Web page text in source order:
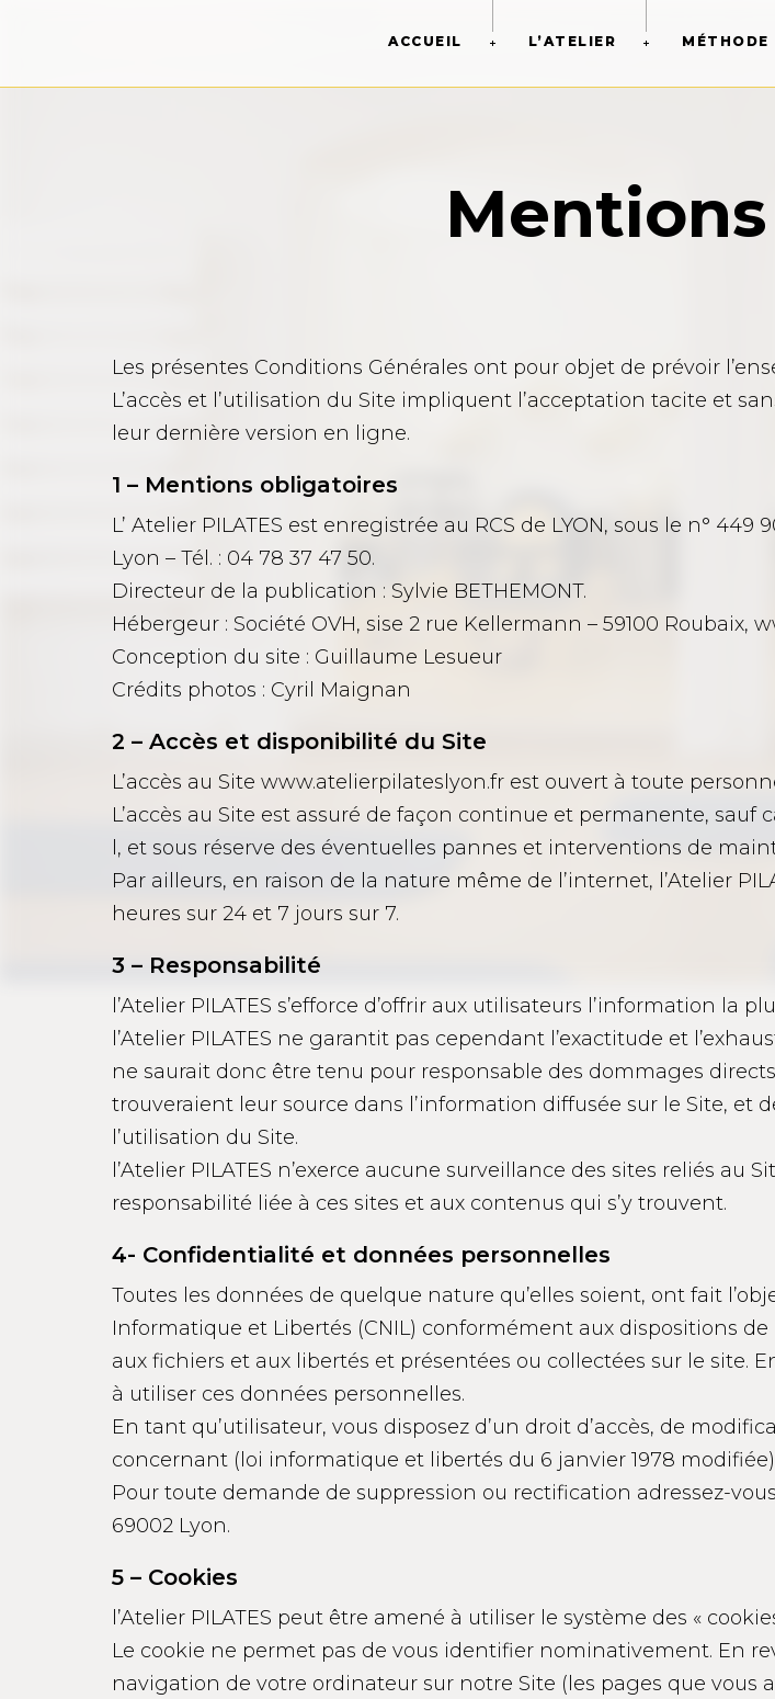
ACCUEIL L’ATELIER MÉTHODE
Les présentes Conditions Générales ont pour objet de prévoir
L’accès et l’utilisation du Site impliquent l’acceptation tacite et
leur dernière version en ligne.
1 – Mentions obligatoires
L’ Atelier PILATES est enregistrée au RCS de LYON, sous le n°
Lyon – Tél. : 04 78 37 47 50.
Directeur de la publication : Sylvie BETHEMONT.
Hébergeur : Société OVH, sise 2 rue Kellermann – 59100 Roubaix,
Conception du site : Guillaume Lesueur
Crédits photos : Cyril Maignan
2 – Accès et disponibilité du Site
L’accès au Site www.atelierpilateslyon.fr est ouvert à toute
L’accès au Site est assuré de façon continue et permanente,
l, et sous réserve des éventuelles pannes et interventions de
Par ailleurs, en raison de la nature même de l’internet, l’Atelier
heures sur 24 et 7 jours sur 7.
3 – Responsabilité
l’Atelier PILATES s’efforce d’offrir aux utilisateurs l’information la
l’Atelier PILATES ne garantit pas cependant l’exactitude et
ne saurait donc être tenu pour responsable des dommages
trouveraient leur source dans l’information diffusée sur le Site, et
l’utilisation du Site.
l’Atelier PILATES n’exerce aucune surveillance des sites reliés
responsabilité liée à ces sites et aux contenus qui s’y trouvent.
4- Confidentialité et données personnelles
Toutes les données de quelque nature qu’elles soient, ont fait
Informatique et Libertés (CNIL) conformément aux dispositions de
aux fichiers et aux libertés et présentées ou collectées sur le site.
à utiliser ces données personnelles.
En tant qu’utilisateur, vous disposez d’un droit d’accès, de
concernant (loi informatique et libertés du 6 janvier 1978
Pour toute demande de suppression ou rectification adressez-
69002 Lyon.
5 – Cookies
l’Atelier PILATES peut être amené à utiliser le système des «
Le cookie ne permet pas de vous identifier nominativement. En
navigation de votre ordinateur sur notre Site (les pages que vous